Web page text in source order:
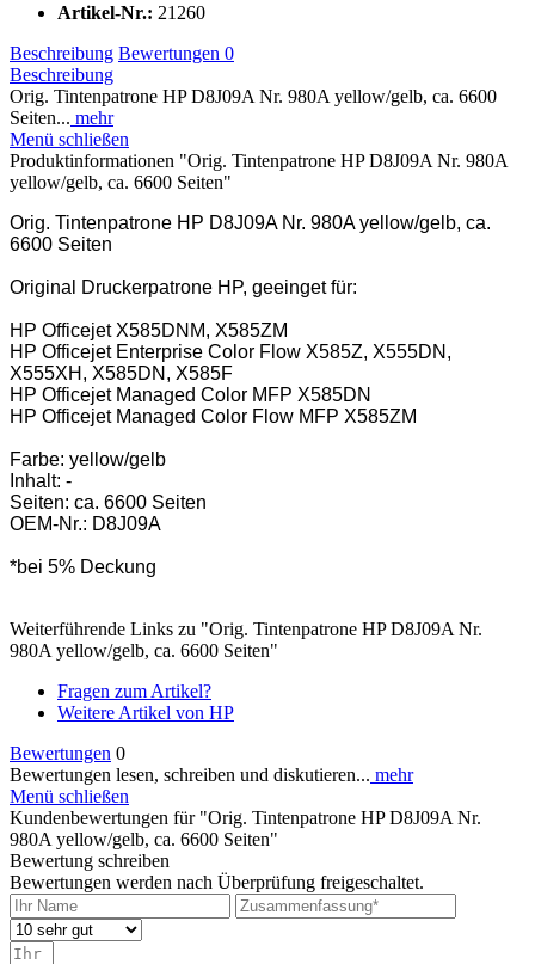
Artikel-Nr.: 21260
Beschreibung Bewertungen 0
Beschreibung
Orig. Tintenpatrone HP D8J09A Nr. 980A yellow/gelb, ca. 6600
Seiten... mehr
Menü schließen
Produktinformationen "Orig. Tintenpatrone HP D8J09A Nr. 980A
yellow/gelb, ca. 6600 Seiten"
Orig. Tintenpatrone HP D8J09A Nr. 980A yellow/gelb, ca.
6600 Seiten
Original Druckerpatrone HP, geeinget für:
HP Officejet X585DNM, X585ZM
HP Officejet Enterprise Color Flow X585Z, X555DN,
X555XH, X585DN, X585F
HP Officejet Managed Color MFP X585DN
HP Officejet Managed Color Flow MFP X585ZM
Farbe: yellow/gelb
Inhalt: -
Seiten: ca. 6600 Seiten
OEM-Nr.: D8J09A
*bei 5% Deckung
Weiterführende Links zu "Orig. Tintenpatrone HP D8J09A Nr.
980A yellow/gelb, ca. 6600 Seiten"
Fragen zum Artikel?
Weitere Artikel von HP
Bewertungen 0
Bewertungen lesen, schreiben und diskutieren... mehr
Menü schließen
Kundenbewertungen für "Orig. Tintenpatrone HP D8J09A Nr.
980A yellow/gelb, ca. 6600 Seiten"
Bewertung schreiben
Bewertungen werden nach Überprüfung freigeschaltet.